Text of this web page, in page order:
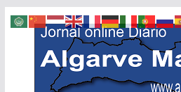
Skip
content